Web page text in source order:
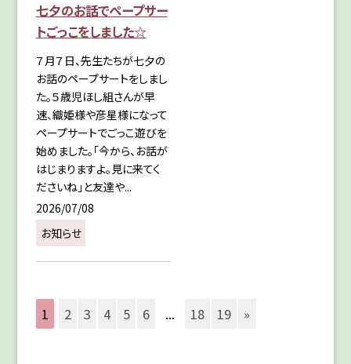
七夕のお話でペープサー
トごっこをしました☆
７月７日、先生たちが七夕の
お話のペープサートをしまし
た。５歳児ほし組さんが早
速、織姫様や彦星様になって
ペープサートでごっこ遊びを
始めました。「今から、お話が
はじまりますよ。見に来てく
ださいね」と友達や...
2026/07/08
お知らせ
1 2 3 4 5 6 ... 18 19 »